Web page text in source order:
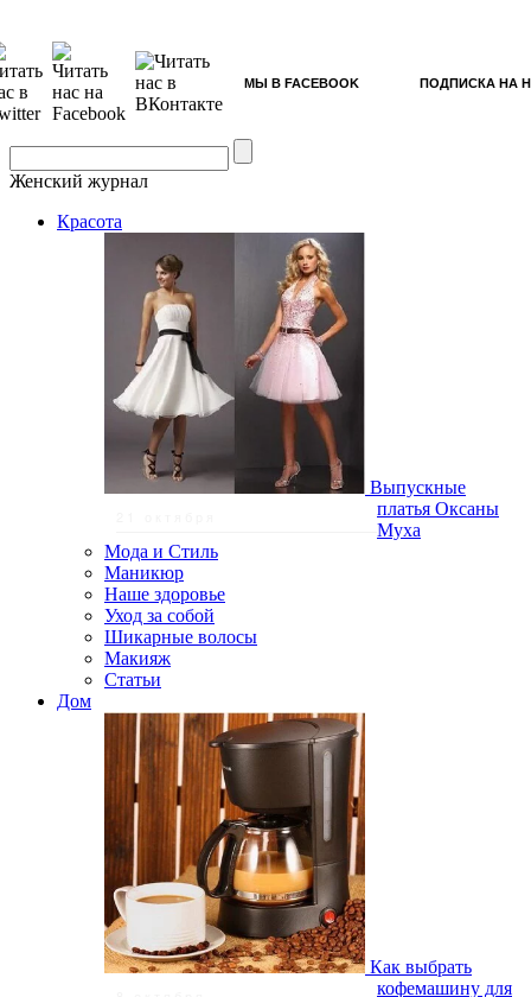
МЫ В FACEBOOK ПОДПИСКА НА
Женский журнал
Красота
Выпускные
платья Оксаны
Муха
Мода и Стиль
Маникюр
Наше здоровье
Уход за собой
Шикарные волосы
Макияж
Статьи
Дом
Как выбрать
кофемашину для